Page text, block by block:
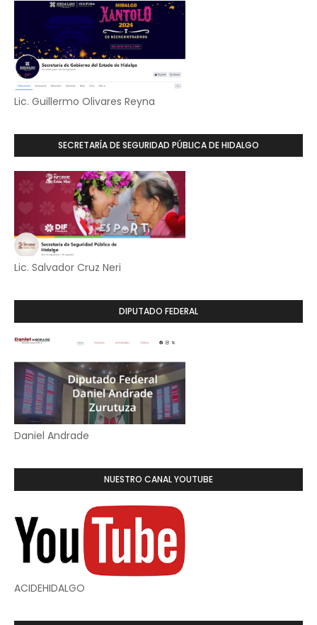
Lic. Guillermo Olivares Reyna
SECRETARÍA DE SEGURIDAD PÚBLICA DE HIDALGO
Lic. Salvador Cruz Neri
DIPUTADO FEDERAL
Daniel Andrade
NUESTRO CANAL YOUTUBE
ACIDEHIDALGO